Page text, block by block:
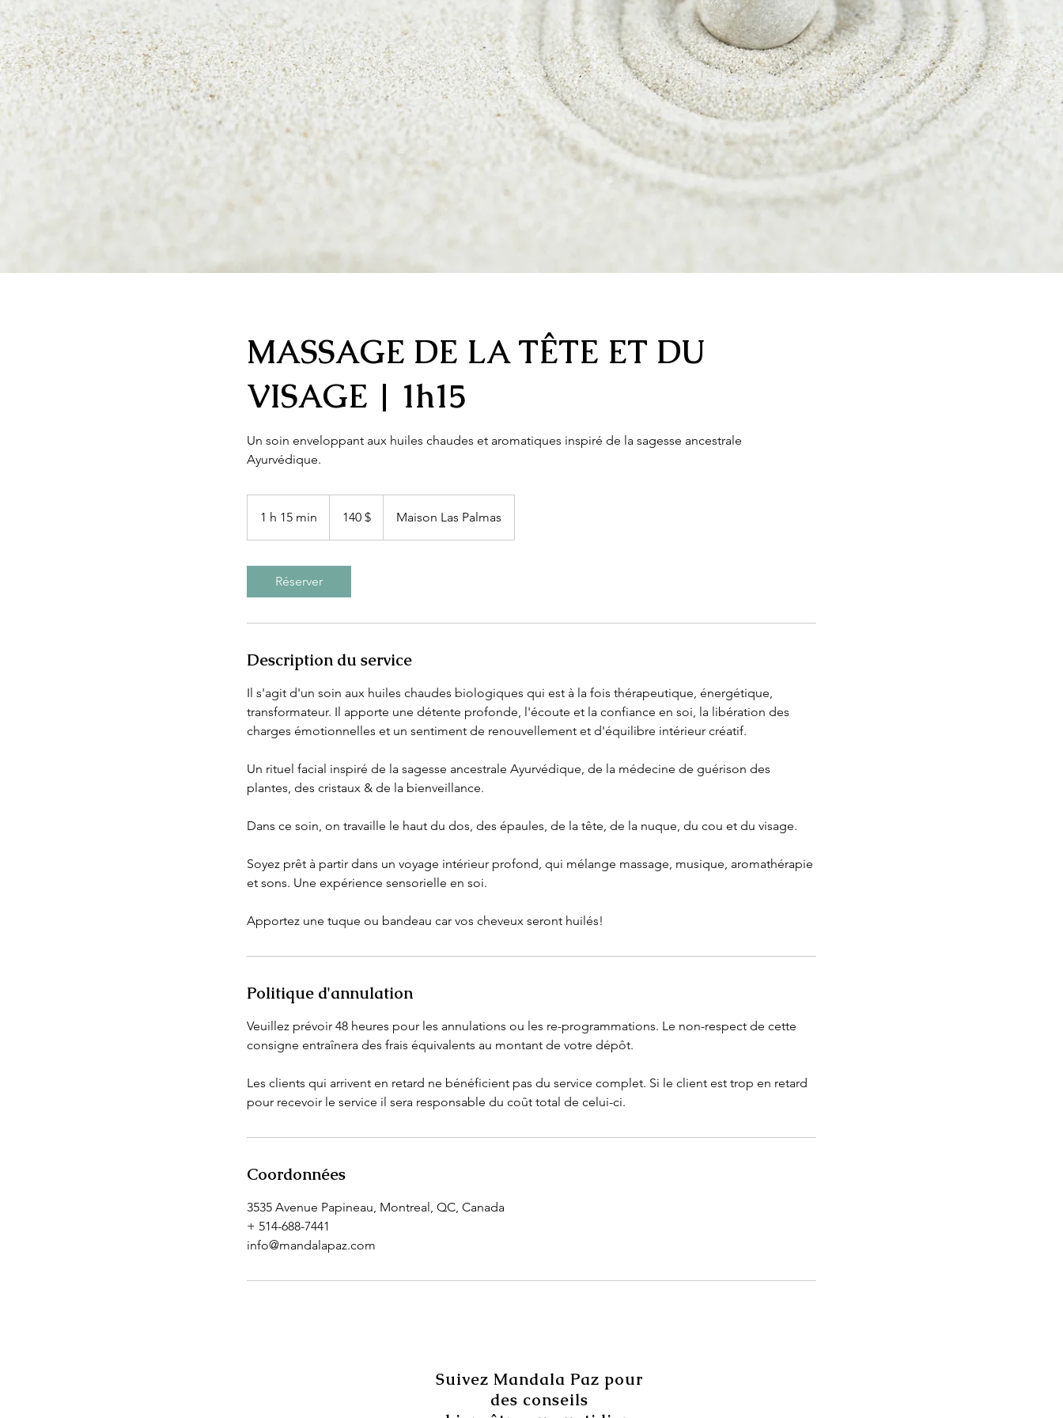
MASSAGE DE LA TÊTE ET DU
VISAGE | 1h15
Un soin enveloppant aux huiles chaudes et aromatiques inspiré de la sagesse ancestrale
Ayurvédique.
1 h 15 min
1
140 $ Maison Las Palmas
Réserver
Description du service
Il s'agit d'un soin aux huiles chaudes biologiques qui est à la fois thérapeutique, énergétique,
transformateur. Il apporte une détente profonde, l'écoute et la confiance en soi, la libération des
charges émotionnelles et un sentiment de renouvellement et d'équilibre intérieur créatif.
Un rituel facial inspiré de la sagesse ancestrale Ayurvédique, de la médecine de guérison des
plantes, des cristaux & de la bienveillance.
Dans ce soin, on travaille le haut du dos, des épaules, de la tête, de la nuque, du cou et du visage.
Soyez prêt à partir dans un voyage intérieur profond, qui mélange massage, musique, aromathérapie
et sons. Une expérience sensorielle en soi.
Apportez une tuque ou bandeau car vos cheveux seront huilés!
Politique d'annulation
Veuillez prévoir 48 heures pour les annulations ou les re-programmations. Le non-respect de cette
consigne entraînera des frais équivalents au montant de votre dépôt.
Les clients qui arrivent en retard ne bénéficient pas du service complet. Si le client est trop en retard
pour recevoir le service il sera responsable du coût total de celui-ci.
Coordonnées
3535 Avenue Papineau, Montreal, QC, Canada
+ 514-688-7441
info@mandalapaz.com
Suivez Mandala Paz pour
des conseils